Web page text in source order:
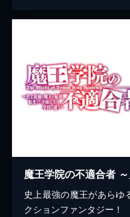
史上最強の魔王があらゆ
クションファンタジー！